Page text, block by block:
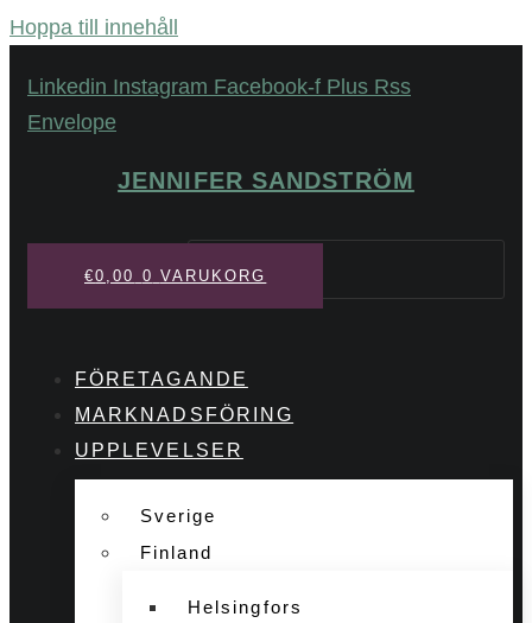
Hoppa till innehåll
Linkedin Instagram Facebook-f Plus Rss
Envelope
JENNIFER SANDSTRÖM
Sök
€0,00 0 VARUKORG
FÖRETAGANDE
MARKNADSFÖRING
UPPLEVELSER
Sverige
Finland
Helsingfors